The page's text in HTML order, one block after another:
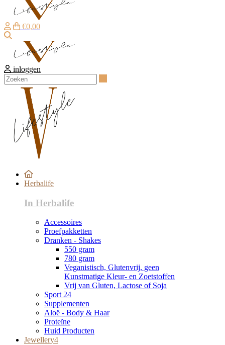
€0,00
inloggen
Herbalife
In Herbalife
Accessoires
Proefpakketten
Dranken - Shakes
550 gram
780 gram
Veganistisch, Glutenvrij, geen
Kunstmatige Kleur- en Zoetstoffen
Vrij van Gluten, Lactose of Soja
Sport 24
Supplementen
Aloë - Body & Haar
Proteïne
Huid Producten
Jewellery4